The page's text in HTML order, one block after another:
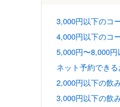
3,000円以下のコ
4,000円以下のコ
5,000円〜8,000
ネット予約でき
2,000円以下の飲
3,000円以下の飲